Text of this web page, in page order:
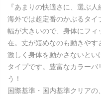
『あまりの快適さに、選ぶ人
海外では超定番のかぶるタ
幅が大きいので、身体にフ
在。丈が短めなのも動きやす
激しく身体を動かさないと
タイプです。豊富なカラー
う！
国際基準・国内基準クリア